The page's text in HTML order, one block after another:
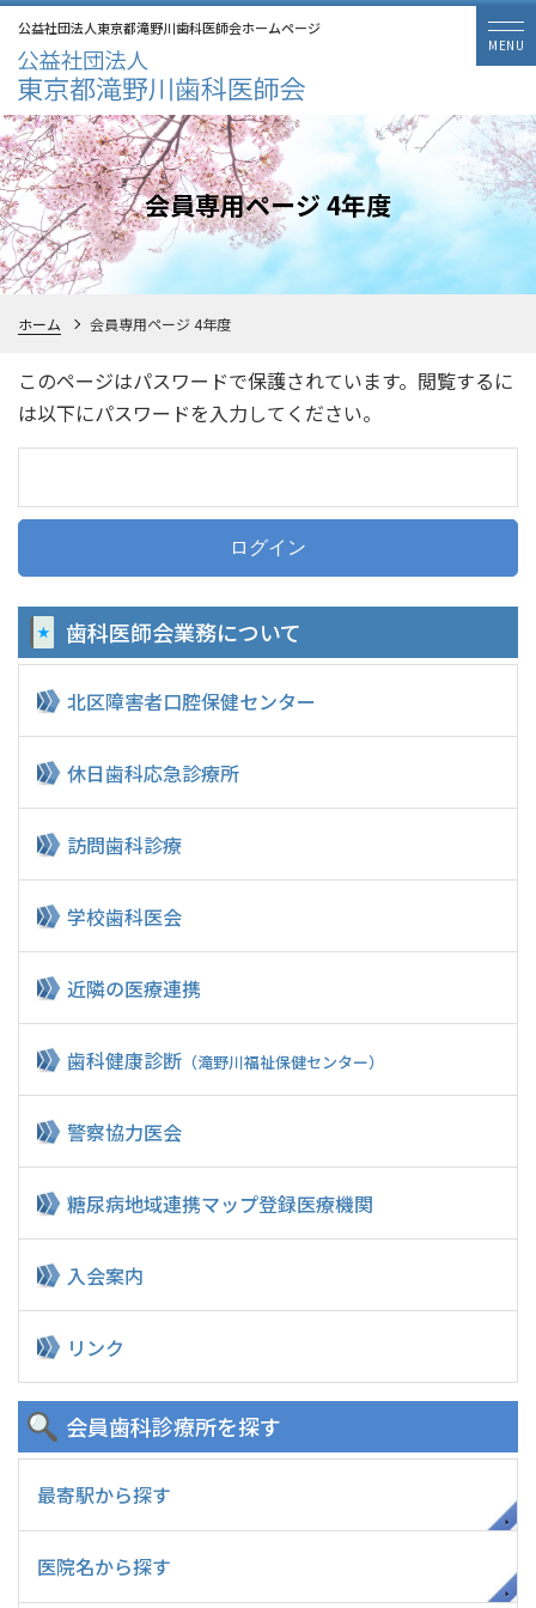
公益社団法人東京都滝野川歯科医師会ホームページ
会員専用ページ 4年度
ホーム 会員専用ページ 4年度
このページはパスワードで保護されています。閲覧するに
は以下にパスワードを入力してください。
歯科医師会業務について
北区障害者口腔保健センター
休日歯科応急診療所
訪問歯科診療
学校歯科医会
近隣の医療連携
歯科健康診断 （滝野川福祉保健センター）
警察協力医会
糖尿病地域連携マップ登録医療機関
入会案内
リンク
会員歯科診療所を探す
最寄駅から探す
医院名から探す